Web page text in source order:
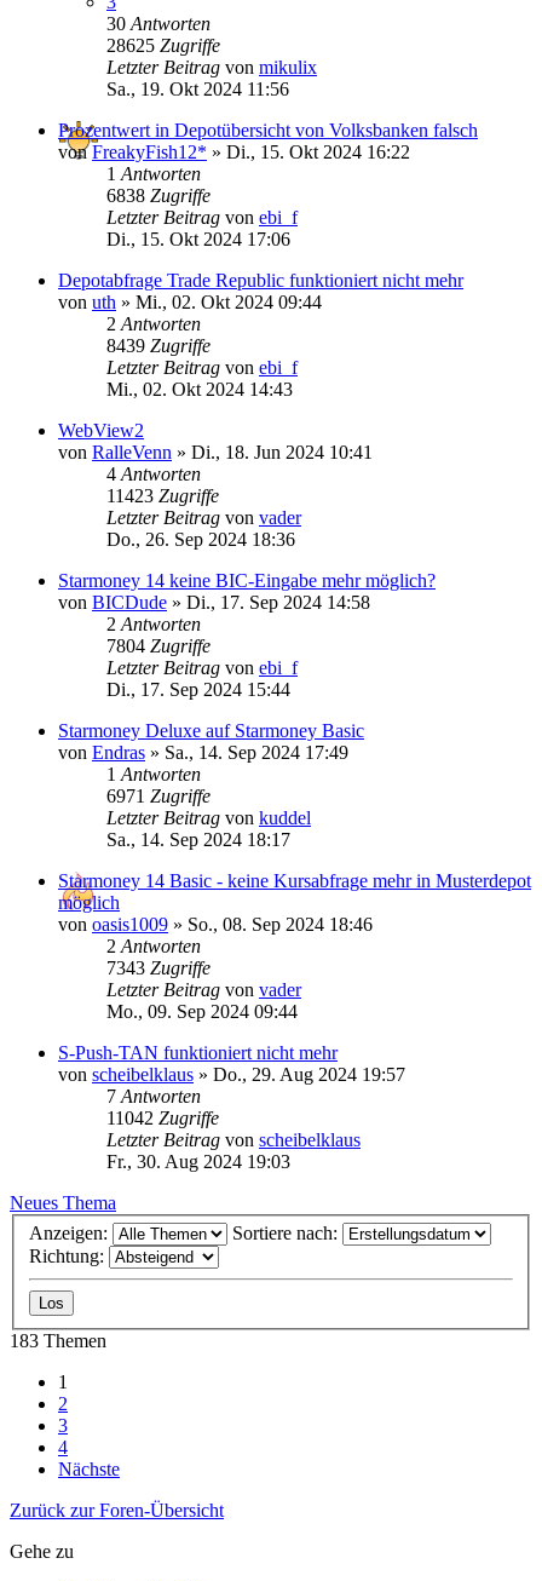
30 Antworten
28625 Zugriffe
Letzter Beitrag von mikulix
Sa., 19. Okt 2024 11:56
Prozentwert in Depotübersicht von Volksbanken falsch
vonFreakyFish12* » Di., 15. Okt 2024 16:22
1 Antworten
6838 Zugriffe
Letzter Beitrag von ebi_f
Di., 15. Okt 2024 17:06
Depotabfrage Trade Republic funktioniert nicht mehr
von uth » Mi., 02. Okt 2024 09:44
2 Antworten
8439 Zugriffe
Letzter Beitrag von ebi_f
Mi., 02. Okt 2024 14:43
WebView2
von RalleVenn » Di., 18. Jun 2024 10:41
4 Antworten
11423 Zugriffe
Letzter Beitrag von vader
Do., 26. Sep 2024 18:36
Starmoney 14 keine BIC-Eingabe mehr möglich?
von BICDude » Di., 17. Sep 2024 14:58
2 Antworten
7804 Zugriffe
Letzter Beitrag von ebi_f
Di., 17. Sep 2024 15:44
Starmoney Deluxe auf Starmoney Basic
von Endras » Sa., 14. Sep 2024 17:49
1 Antworten
6971 Zugriffe
Letzter Beitrag von kuddel
Sa., 14. Sep 2024 18:17
Starmoney 14 Basic - keine Kursabfrage mehr in Musterdepot
möglich
von oasis1009 » So., 08. Sep 2024 18:46
2 Antworten
7343 Zugriffe
Letzter Beitrag von vader
Mo., 09. Sep 2024 09:44
S-Push-TAN funktioniert nicht mehr
von scheibelklaus » Do., 29. Aug 2024 19:57
7 Antworten
11042 Zugriffe
Letzter Beitrag von scheibelklaus
Fr., 30. Aug 2024 19:03
Neues Thema
Anzeigen:
Sortiere nach:
Richtung:
183 Themen
1
2
3
4
Nächste
Zurück zur Foren-Übersicht
Gehe zu